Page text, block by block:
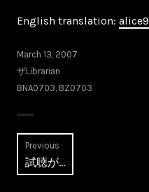
English translation:
March 13, 2007
ザLibrarian
BNA0703, BZ0703
Post
navigation
Previous
Previous
post:
試聴が…